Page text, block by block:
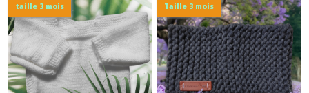
taille 3 mois Taille 3 mois